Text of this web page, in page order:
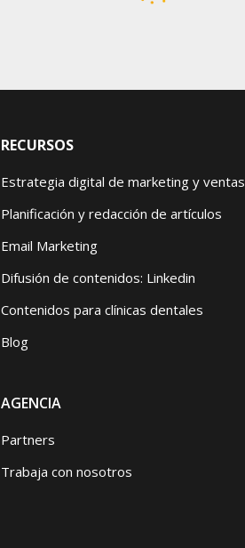
RECURSOS
Estrategia digital de marketing y ventas
Planificación y redacción de artículos
Email Marketing
Difusión de contenidos: Linkedin
Contenidos para clínicas dentales
Blog
AGENCIA
Partners
Trabaja con nosotros